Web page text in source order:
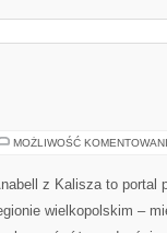
MOŻLIWOŚĆ
z Kalisza to portal
wielkopolskim –